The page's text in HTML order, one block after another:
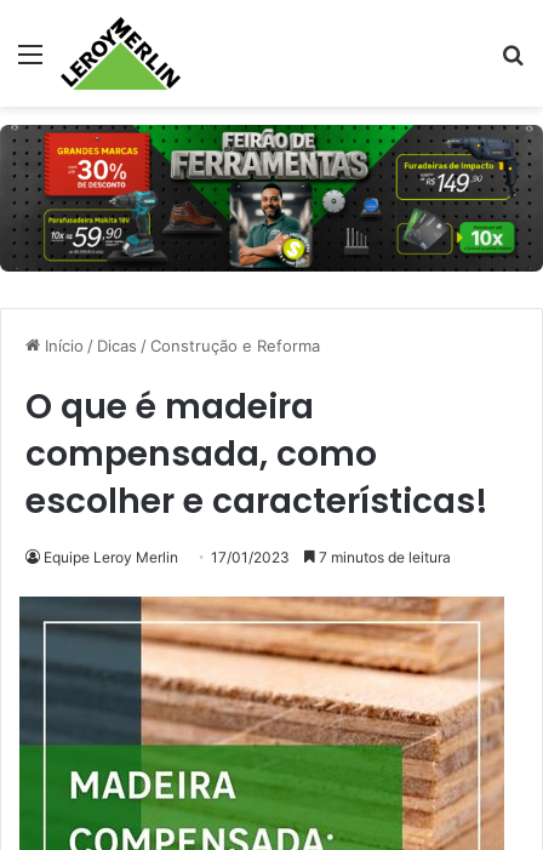
Menu
Início / Dicas /Construção e Reforma
O que é madeira
compensada, como
escolher e características!
Equipe Leroy Merlin 17/01/2023 7 minutos de leitura